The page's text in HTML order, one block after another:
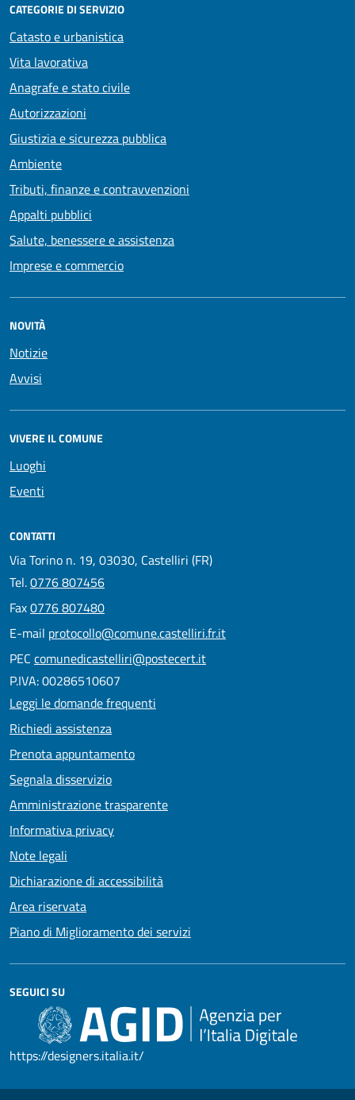
CATEGORIE DI SERVIZIO
Catasto e urbanistica
Vita lavorativa
Anagrafe e stato civile
Autorizzazioni
Giustizia e sicurezza pubblica
Ambiente
Tributi, finanze e contravvenzioni
Appalti pubblici
Salute, benessere e assistenza
Imprese e commercio
NOVITÀ
Notizie
Avvisi
VIVERE IL COMUNE
Luoghi
Eventi
CONTATTI
Via Torino n. 19, 03030, Castelliri (FR)
Tel.0776 807456
Fax0776 807480
E-mail protocollo@comune.castelliri.fr.it
PEC comunedicastelliri@postecert.it
P.IVA: 00286510607
Leggi le domande frequenti
Richiedi assistenza
Prenota appuntamento
Segnala disservizio
Amministrazione trasparente
Informativa privacy
Note legali
Dichiarazione di accessibilità
Area riservata
Piano di Miglioramento dei servizi
SEGUICI SU
https://designers.italia.it/